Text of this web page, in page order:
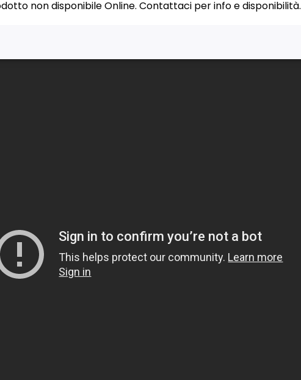
non disponibile Online. Contattaci per info e disponibilità.